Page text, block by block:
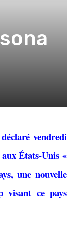
vendredi
États-Unis «
une nouvelle
visant ce pays